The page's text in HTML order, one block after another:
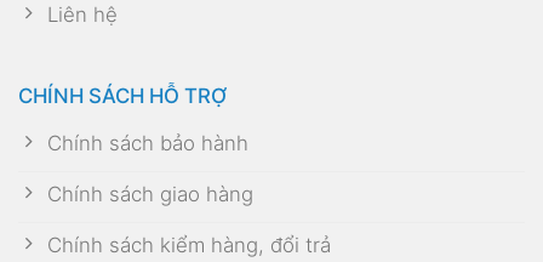
Liên hệ
CHÍNH SÁCH HỖ TRỢ
Chính sách bảo hành
Chính sách giao hàng
Chính sách kiểm hàng, đổi trả